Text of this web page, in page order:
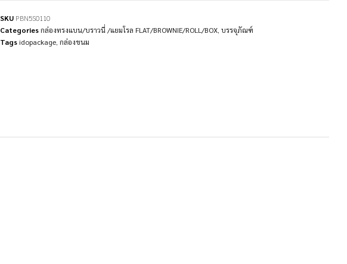
SKU PBN5S0110
Categoriesกล่องทรงแบน/บราวนี่ /แยมโรล FLAT/BROWNIE/ROLL/BOX, บรรจุภัณฑ์
Tags idopackage, กล่องขนม